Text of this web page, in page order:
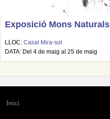
Exposició Mons Naturals
LLOC: Casal Mira-sol
DATA: Del 4 de maig al 25 de maig
Inici